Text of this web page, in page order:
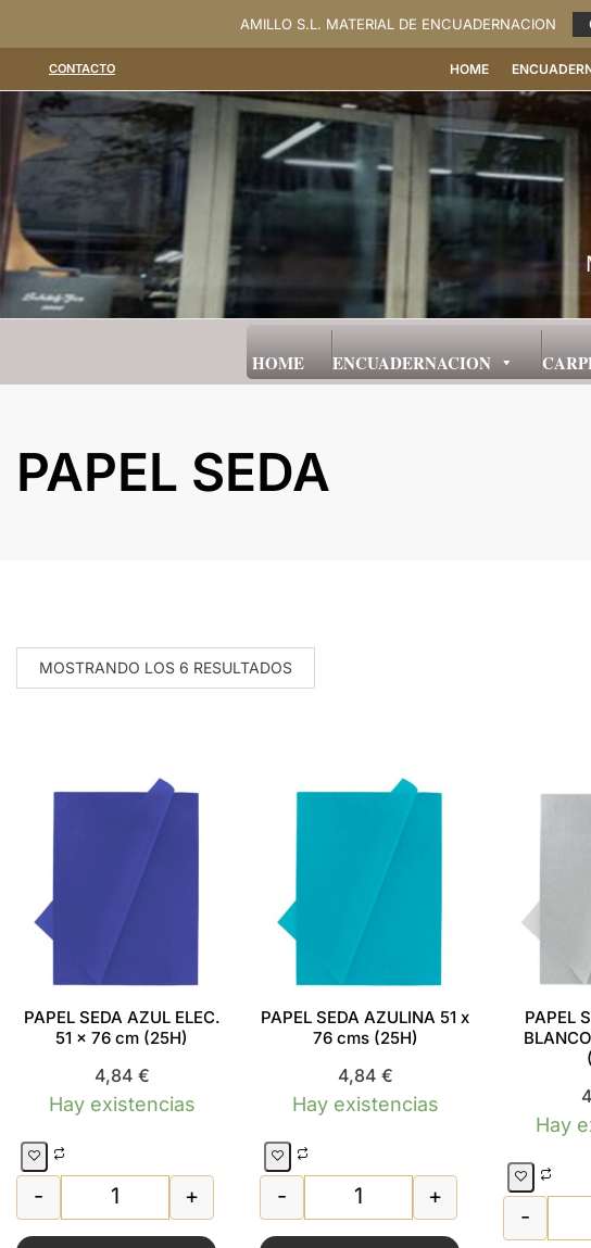
al
contenido
AMILLO S.L. MATERIAL DE ENCUADERNACION
CONTACTO HOME
HOME ENCUADERNACION
PAPEL SEDA
MOSTRANDO LOS 6 RESULTADOS
PAPEL SEDA AZUL ELEC.
51 x 76 cm (25H)
4,84 €
Hay existencias
PAPEL SEDA AZUL ELEC. 51 x 76 cm (25H) cantidad
- +
PAPEL SEDA AZULINA 51 x
76 cms (25H)
4,84 €
Hay existencias
PAPEL SEDA AZULINA 51 x
- +
PAPEL
Hay
-